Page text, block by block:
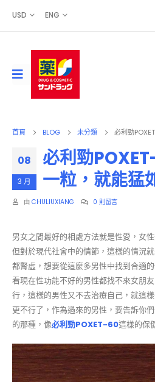
USD ENG
首頁 BLOG 未分類 必利勁
08
3 月
必利勁
一粒，就能猛
由 CHULIUXIANG 0 則留言
男女之間最好的相處方法就是性愛，女
但對於現代社會中的情節，這樣的情況
都腎虛，想要從這麼多男性中找到合適
看現在性功能不好的男性都找不來女朋
行，這樣的男性又不去治療自己，就這
更不行了，作為過來的男性，要告訴你
的那種，像必利勁POXET-60這樣的保